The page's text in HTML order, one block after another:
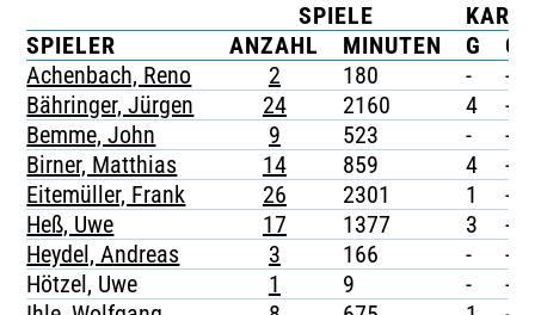
TICKETING
SPIELE
SPIELER
ANZAHL MINUTEN G
G/
Achenbach, Reno
2 180 -
-
Bähringer, Jürgen
24 2160 4
-
Bemme, John
9 523 -
-
Birner, Matthias
14 859 4
-
Eitemüller, Frank
26 2301 1
-
Heß, Uwe
17 1377 3
-
Heydel, Andreas
3 166 -
-
Hötzel, Uwe
1 9 -
-